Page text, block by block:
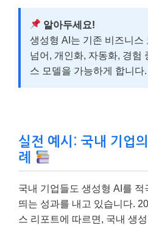
알아두세요!
생성형 AI는 기존 비즈니스
넘어, 개인화, 자동화, 경험
스 모델을 가능하게 합니다.
실전 예시: 국내 기업
례
국내 기업들도 생성형 AI를 적
띄는 성과를 내고 있습니다.
스 리포트에 따르면, 국내 생